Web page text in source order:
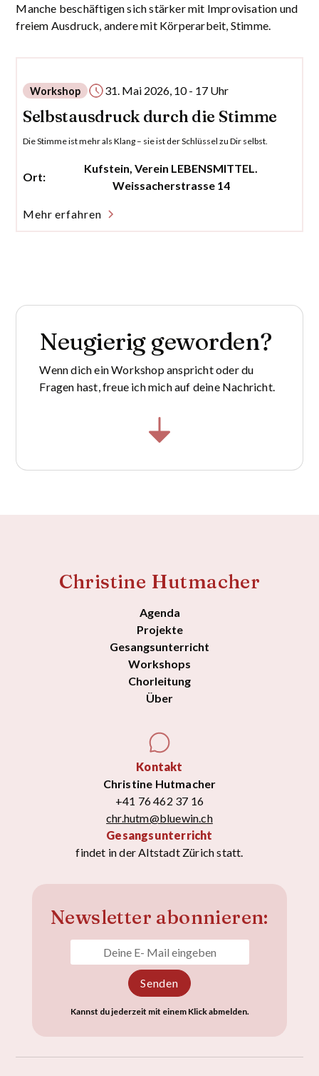
Manche beschäftigen sich stärker mit Improvisation und
freiem Ausdruck, andere mit Körperarbeit, Stimme.
Workshop 31. Mai 2026, 10 - 17 Uhr
Selbstausdruck durch die Stimme
Die Stimme ist mehr als Klang – sie ist der Schlüssel zu Dir selbst.
Ort:
Kufstein, Verein LEBENSMITTEL.
Weissacherstrasse 14
Mehr erfahren
Neugierig geworden?
Wenn dich ein Workshop anspricht oder du
Fragen hast, freue ich mich auf deine Nachricht.
Christine Hutmacher
Agenda
Projekte
Gesangsunterricht
Workshops
Chorleitung
Über
Kontakt
Christine Hutmacher
+41 76 462 37 16
chr.hutm@bluewin.ch
Gesangsunterricht
findet in der Altstadt Zürich statt.
Newsletter abonnieren:
Kannst du jederzeit mit einem Klick abmelden.